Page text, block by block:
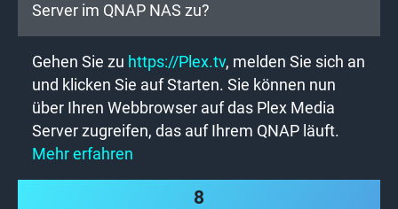
Server im QNAP NAS zu?
Gehen Sie zu https://Plex.tv, melden Sie sich an
und klicken Sie auf Starten. Sie können nun
über Ihren Webbrowser auf das Plex Media
Server zugreifen, das auf Ihrem QNAP läuft.
Mehr erfahren
8